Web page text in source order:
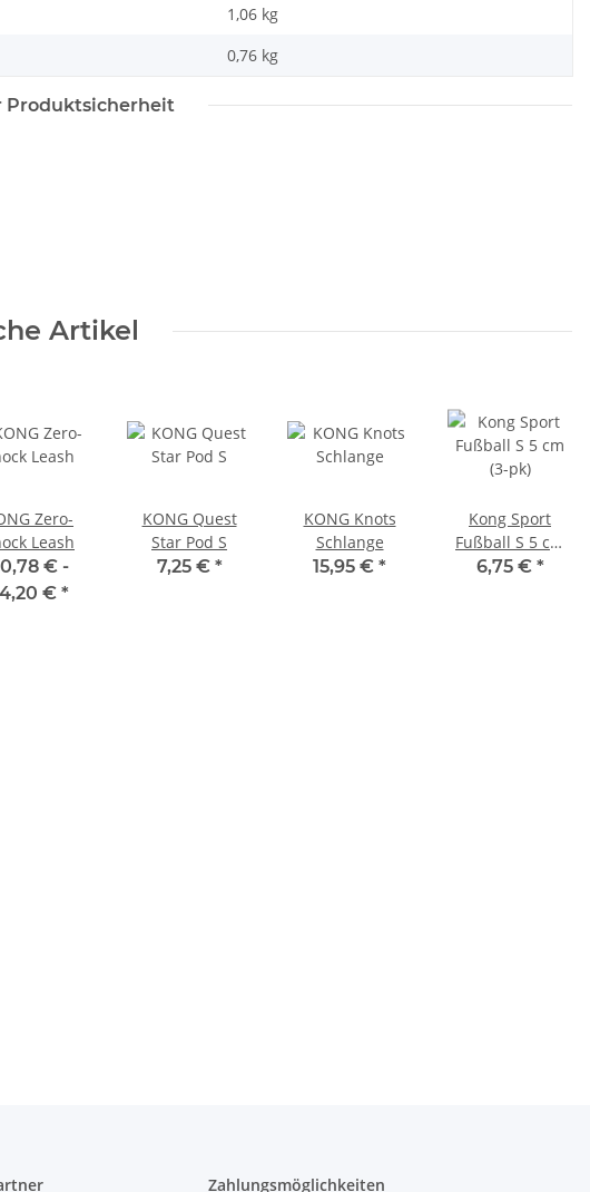
1,06 kg
0,76 kg
Produktsicherheit
Artikel
Zero-
Leash
€ -
€ *
KONG Quest
Star Pod S
7,25 € *
KONG Knots
Schlange
15,95 € *
Kong Sport
Fußball S 5 cm
(3-pk)
6,75 € *
Zahlungsmöglichkeiten